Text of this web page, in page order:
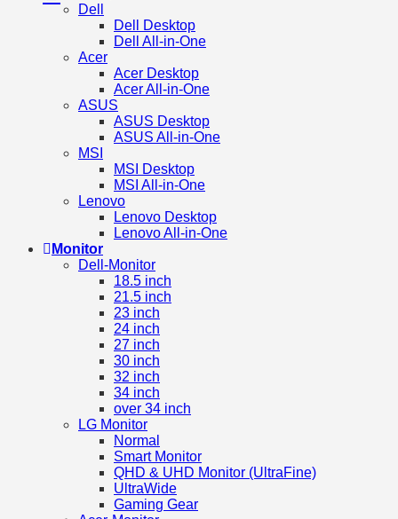
Dell
Dell Desktop
Dell All-in-One
Acer
Acer Desktop
Acer All-in-One
ASUS
ASUS Desktop
ASUS All-in-One
MSI
MSI Desktop
MSI All-in-One
Lenovo
Lenovo Desktop
Lenovo All-in-One
Monitor
Dell-Monitor
18.5 inch
21.5 inch
23 inch
24 inch
27 inch
30 inch
32 inch
34 inch
over 34 inch
LG Monitor
Normal
Smart Monitor
QHD & UHD Monitor (UltraFine)
UltraWide
Gaming Gear